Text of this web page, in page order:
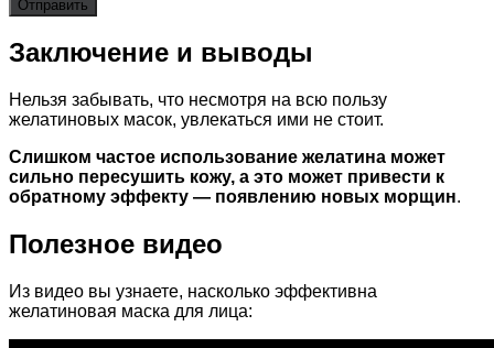
Заключение и выводы
Нельзя забывать, что несмотря на всю пользу
желатиновых масок, увлекаться ими не стоит.
Слишком частое использование желатина может
сильно пересушить кожу, а это может привести к
обратному эффекту — появлению новых морщин.
Полезное видео
Из видео вы узнаете, насколько эффективна
желатиновая маска для лица: